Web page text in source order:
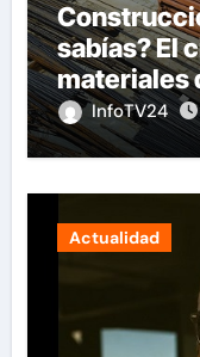
sabías? El
materiales
proyectos
InfoTV24
Actualidad